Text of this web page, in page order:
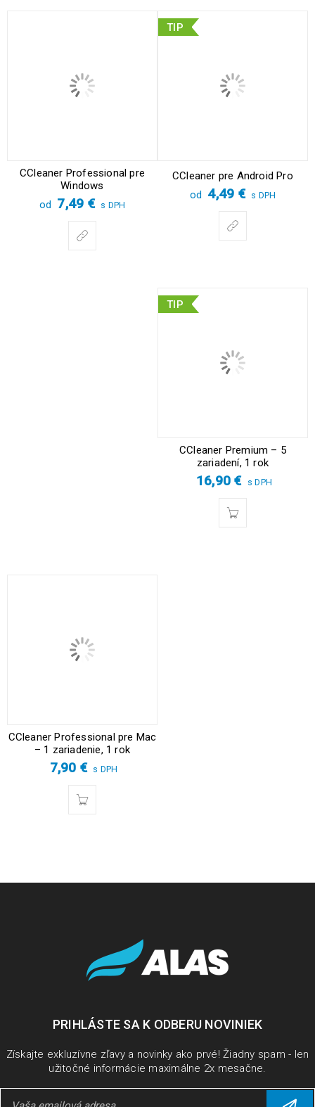
CCleaner Professional pre
Windows
od 7,49 € s DPH
TIP
CCleaner pre Android Pro
od 4,49 € s DPH
TIP
CCleaner Premium – 5
zariadení, 1 rok
16,90€ s DPH
CCleaner Professional pre Mac
– 1 zariadenie, 1 rok
7,90 € s DPH
PRIHLÁSTE SA K ODBERU NOVINIEK
Získajte exkluzívne zľavy a novinky ako prvé! Žiadny spam - len
užitočné informácie maximálne 2x mesačne.